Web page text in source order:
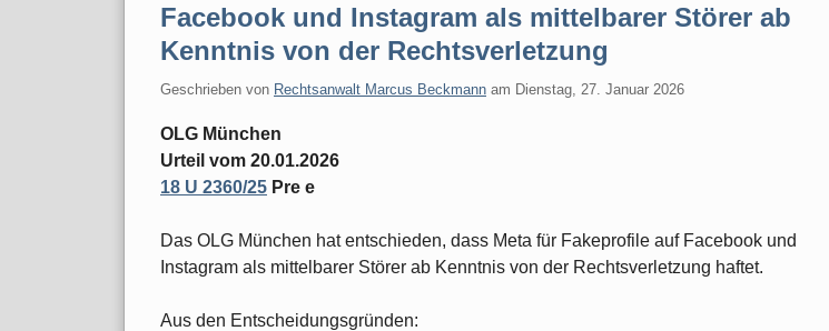
Facebook und Instagram als mittelbarer Störer ab
Kenntnis von der Rechtsverletzung
Geschrieben von Rechtsanwalt Marcus Beckmann am Dienstag, 27. Januar 2026
OLG München
Urteil vom 20.01.2026
18 U 2360/25 Pre e
Das OLG München hat entschieden, dass Meta für Fakeprofile auf Facebook und
Instagram als mittelbarer Störer ab Kenntnis von der Rechtsverletzung haftet.
Aus den Entscheidungsgründen: